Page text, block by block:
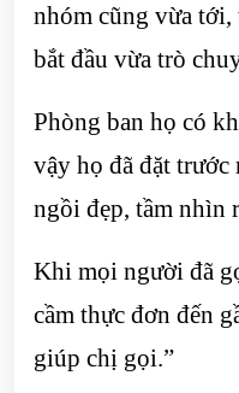
nhóm cũng vừa
bắt đầu vừa trò
Phòng ban họ có
vậy họ đã đặt trước
ngồi đẹp, tầm nhìn
Khi mọi người đã
cầm thực đơn đến
giúp chị gọi.”